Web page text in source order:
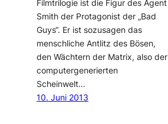
Filmtrilogie ist die Figur des Agent
Smith der Protagonist der „Bad
Guys“. Er ist sozusagen das
menschliche Antlitz des Bösen,
den Wächtern der Matrix, also der
computergenerierten
Scheinwelt…
10. Juni 2013